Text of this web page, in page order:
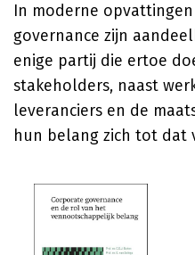
In moderne
governance zijn
enige partij die ertoe
stakeholders, naast
leveranciers en de
hun belang zich tot dat